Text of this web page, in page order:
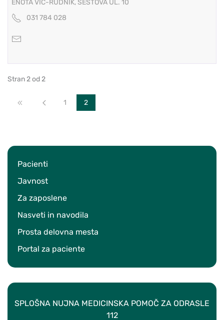
Pacienti
Javnost
Za zaposlene
Nasveti in navodila
Prosta delovna mesta
Portal za paciente
SPLOŠNA NUJNA MEDICINSKA POMOČ ZA ODRASLE
112
ENOTA VIČ-RUDNIK, ŠESTOVA UL. 10
031 784 028
Stran 2 od 2
Začetek Nazaj1 2